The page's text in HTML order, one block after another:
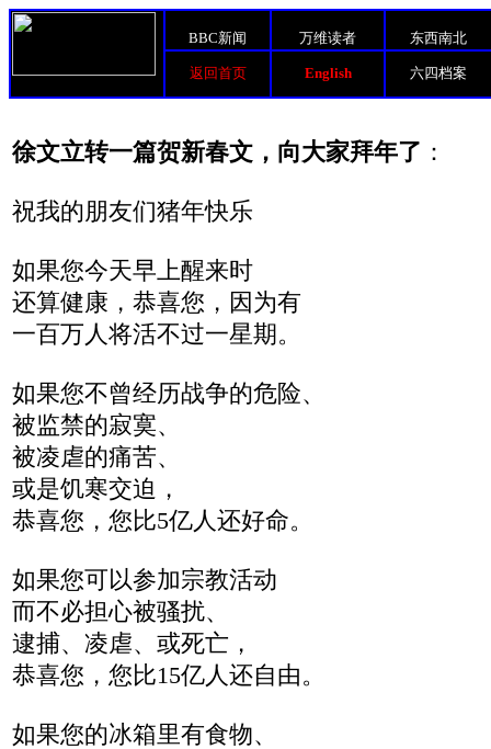
BBC新闻 万维读者 东西南北
返回首页 English 六四档案
徐文立转一篇贺新春文，向大家拜年了 ：
祝我的朋友们猪年快乐
如果您今天早上醒来时
还算健康，恭喜您，因为有
一百万人将活不过一星期。
如果您不曾经历战争的危险、
被监禁的寂寞、
被凌虐的痛苦、
或是饥寒交迫，
恭喜您，您比5亿人还好命。
如果您可以参加宗教活动
而不必担心被骚扰、
逮捕、凌虐、或死亡，
恭喜您，您比15亿人还自由。
如果您的冰箱里有食物、